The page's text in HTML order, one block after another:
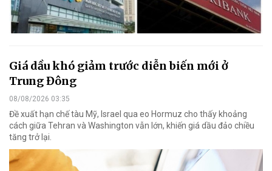
Giá dầu khó giảm trước diễn biến mới ở
Trung Đông
08/08/2026 03:35
Đề xuất hạn chế tàu Mỹ, Israel qua eo Hormuz cho thấy khoảng
cách giữa Tehran và Washington vẫn lớn, khiến giá dầu đảo chiều
tăng trở lại.